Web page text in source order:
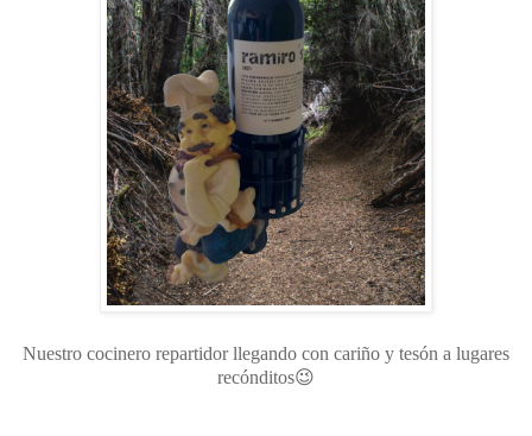
Nuestro cocinero repartidor llegando con cariño y tesón a lugares
recónditos😉